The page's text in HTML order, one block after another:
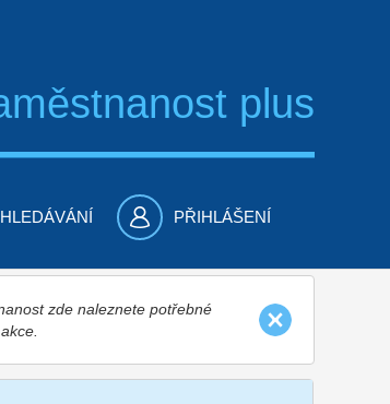
plus
PŘIHLÁŠENÍ
zde naleznete potřebné